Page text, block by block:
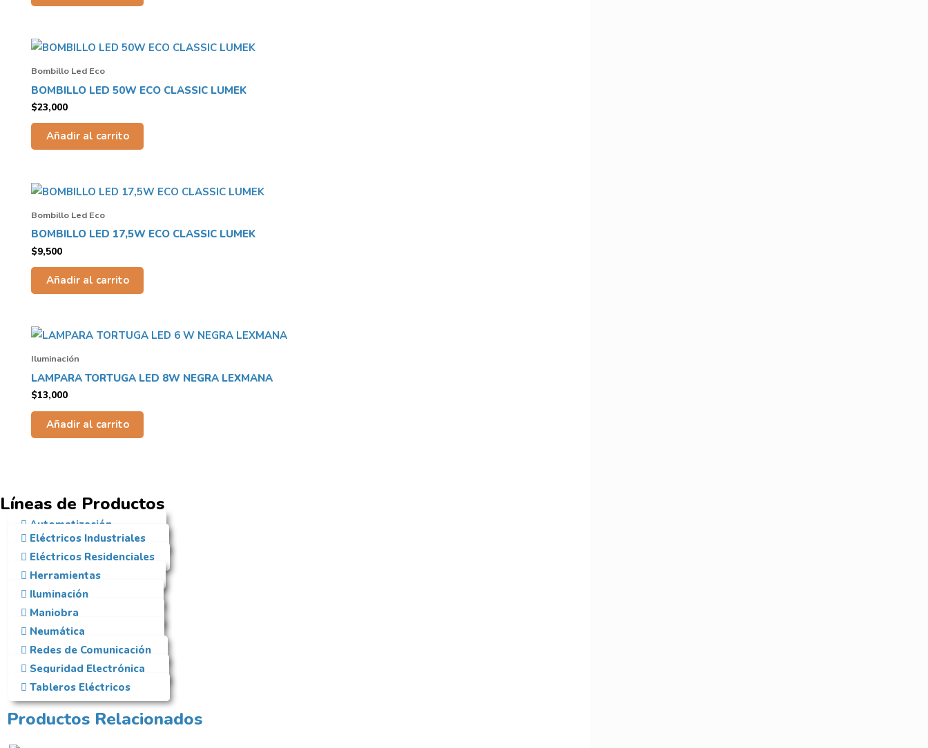
Bombillo Led Eco
BOMBILLO LED 50W ECO CLASSIC LUMEK
$23,000
Añadir al carrito
Bombillo Led Eco
BOMBILLO LED 17,5W ECO CLASSIC LUMEK
$9,500
Añadir al carrito
Iluminación
LAMPARA TORTUGA LED 8W NEGRA LEXMANA
$13,000
Añadir al carrito
Líneas de Productos
Automatización
Eléctricos Industriales
Eléctricos Residenciales
Herramientas
Iluminación
Maniobra
Neumática
Redes de Comunicación
Seguridad Electrónica
Tableros Eléctricos
Productos Relacionados